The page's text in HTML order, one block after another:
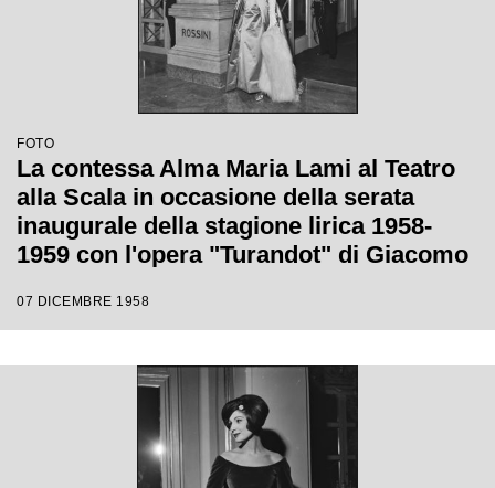
FOTO
La contessa Alma Maria Lami al Teatro
alla Scala in occasione della serata
inaugurale della stagione lirica 1958-
1959 con l'opera "Turandot" di Giacomo
regia di Margherita Walmann
07 DICEMBRE 1958